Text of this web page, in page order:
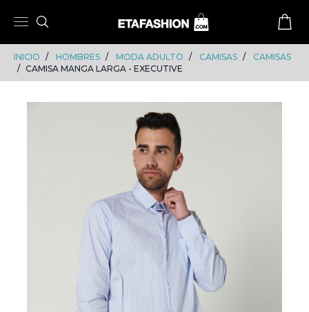
INICIO HOMBRES MODA ADULTO CAMISAS
CAMISAS
CAMISA MANGA LARGA - EXECUTIVE